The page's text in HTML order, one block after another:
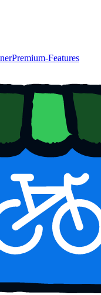
Premium-Features